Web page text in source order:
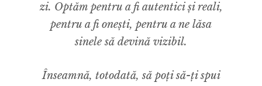
zi. Optăm pentru a fi autentici și reali,
pentru a fi onești, pentru a ne lăsa
sinele să devină vizibil.
Înseamnă, totodată, să poți să-ți spui